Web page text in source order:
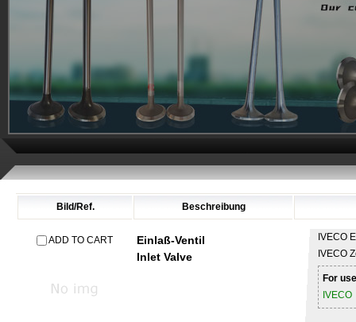
Bild/Ref. Beschreibung
ADD TO CART
Einlaß-Ventil
Inlet Valve
IVECO
IVECO
For
IVECO